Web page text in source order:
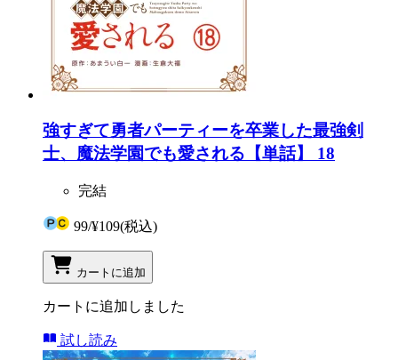
強すぎて勇者パーティーを卒業した最強剣
士、魔法学園でも愛される【単話】 18
完結
99/¥109(税込)
カートに追加
カートに追加しました
試し読み